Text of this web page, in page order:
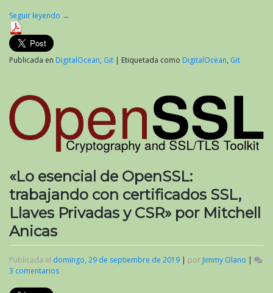
Seguir leyendo →
Publicada en DigitalOcean, Git | Etiquetada como DigitalOcean, Git
«Lo esencial de OpenSSL:
trabajando con certificados SSL,
Llaves Privadas y CSR» por Mitchell
Anicas
Publicada el domingo, 29 de septiembre de 2019 | por Jimmy Olano |
3 comentarios